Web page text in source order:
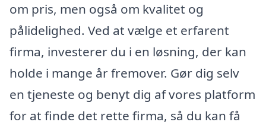
om pris, men også om kvalitet og
pålidelighed. Ved at vælge et erfarent
firma, investerer du i en løsning, der kan
holde i mange år fremover. Gør dig selv
en tjeneste og benyt dig af vores platform
for at finde det rette firma, så du kan få